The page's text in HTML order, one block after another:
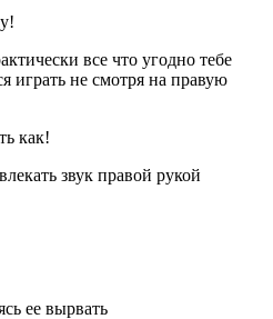
все что угодно тебе
играть не смотря на правую
как!
звук правой рукой
ее вырвать